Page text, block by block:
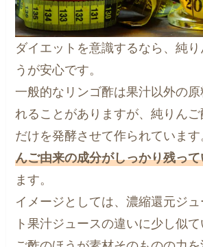
ダイエットを意識するなら、純
うが安心です。
一般的なリンゴ酢は果汁以外の
れることがありますが、純りん
だけを発酵させて作られていま
んご由来の成分がしっかり残っ
ます。
イメージとしては、濃縮還元ジ
ト果汁ジュースの違いに少し似